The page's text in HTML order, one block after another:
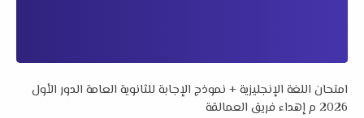
امتحان اللغة الإنجليزية + نموذج الإجابة للثانوية العامة الدور الأول
2026 م إهداء فريق العمالقة